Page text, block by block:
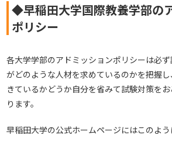
◆早稲田大学国際教養学部の
ポリシー
各大学学部のアドミッションポリシーは必
がどのような人材を求めているのかを把握
きているかどうか自分を省みて試験対策を
ります。
早稲田大学の公式ホームページにはこのよう